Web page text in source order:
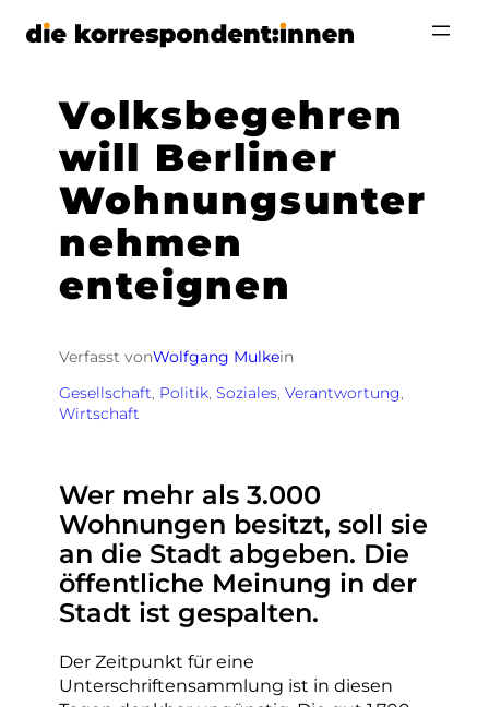
Zum
Volksbegehren
will Berliner
Wohnungsunter
nehmen
enteignen
Verfasst vonWolfgang Mulkein
Gesellschaft, Politik, Soziales, Verantwortung
Wirtschaft
Wer mehr als 3.000
Wohnungen besitzt, soll sie
an die Stadt abgeben. Die
öffentliche Meinung in der
Stadt ist gespalten.
Der Zeitpunkt für eine
Unterschriftensammlung ist in diesen